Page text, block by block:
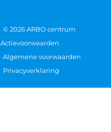
© 2026 ARBO centrum
Actievoorwaarden
Algemene voorwaarden
Privacyverklaring